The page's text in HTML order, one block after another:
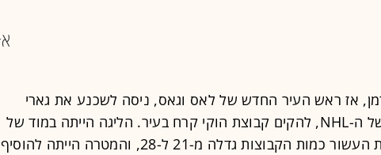
גודמן, אז ראש העיר החדש של לאס וגאס, ניסה לשכנע את גארי
בטמן, הקומישינר של ה-NHL, להקים קבוצת הוקי קרח בעיר. הליגה הייתה במוד של
התרחבות - מתחילת העשור כמות הקבוצות גדלה מ-21 ל-28, והמטרה הייתה להוסיף